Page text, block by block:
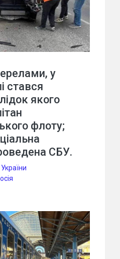
у
стався
якого
флоту;
СБУ.